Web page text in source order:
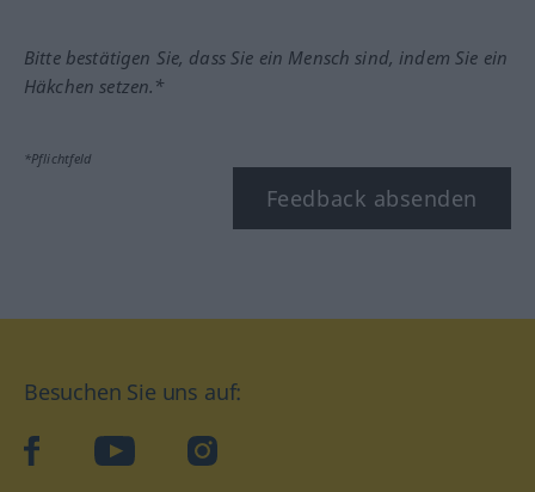
Bitte bestätigen Sie, dass Sie ein Mensch sind, indem Sie ein
Häkchen setzen.*
*Pflichtfeld
Feedback absenden
Besuchen Sie uns auf:
facebookYouTube Instagram